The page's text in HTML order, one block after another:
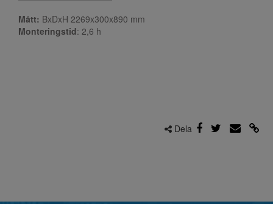
Mått: BxDxH 2269x300x890 mm
Monteringstid: 2,6 h
Dela